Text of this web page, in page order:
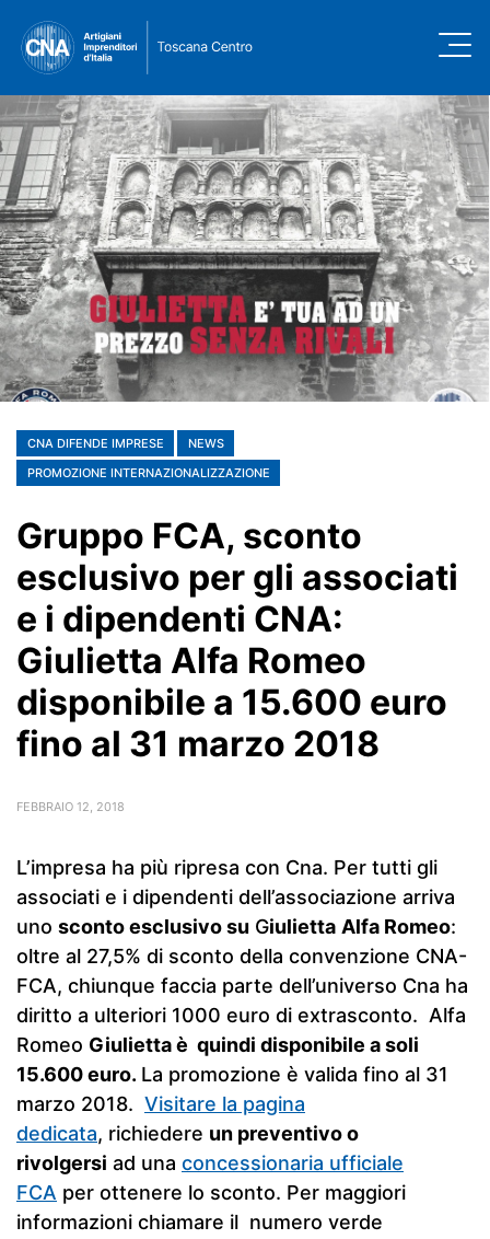
CNA DIFENDE IMPRESE
NEWS
PROMOZIONE INTERNAZIONALIZZAZIONE
Gruppo FCA, sconto
esclusivo per gli associati
e i dipendenti CNA:
Giulietta Alfa Romeo
disponibile a 15.600 euro
fino al 31 marzo 2018
FEBBRAIO 12, 2018
L’impresa ha più ripresa con Cna. Per tutti gli
associati e i dipendenti dell’associazione arriva
uno sconto esclusivo su Giulietta Alfa Romeo:
oltre al 27,5% di sconto della convenzione CNA-
FCA, chiunque faccia parte dell’universo Cna ha
diritto a ulteriori 1000 euro di extrasconto. Alfa
Romeo Giulietta è quindi disponibile a soli
15.600 euro. La promozione è valida fino al 31
marzo 2018. Visitare la pagina
dedicata, richiedere un preventivo o
rivolgersi ad una concessionaria ufficiale
FCA per ottenere lo sconto. Per maggiori
informazioni chiamare il numero verde